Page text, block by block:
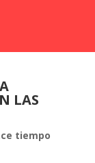
LAS
tiempo